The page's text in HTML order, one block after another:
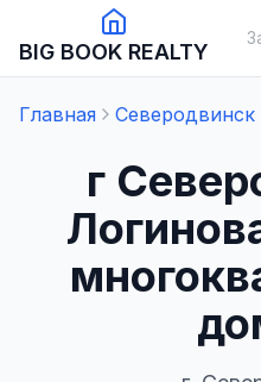
BIG BOOK REALTY
Главная Северодвинск
г